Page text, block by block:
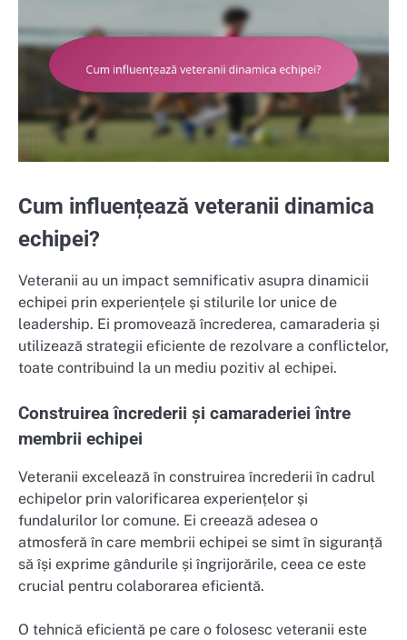
Cum influențează veteranii dinamica
echipei?
Veteranii au un impact semnificativ asupra dinamicii
echipei prin experiențele și stilurile lor unice de
leadership. Ei promovează încrederea, camaraderia și
utilizează strategii eficiente de rezolvare a conflictelor,
toate contribuind la un mediu pozitiv al echipei.
Construirea încrederii și camaraderiei între
membrii echipei
Veteranii excelează în construirea încrederii în cadrul
echipelor prin valorificarea experiențelor și
fundalurilor lor comune. Ei creează adesea o
atmosferă în care membrii echipei se simt în siguranță
să își exprime gândurile și îngrijorările, ceea ce este
crucial pentru colaborarea eficientă.
O tehnică eficientă pe care o folosesc veteranii este